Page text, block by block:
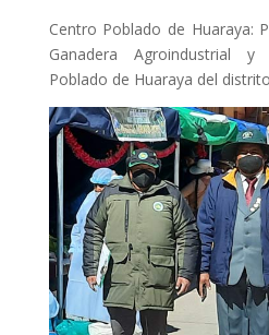
Centro Poblado de Huaraya:
Ganadera Agroindustrial
Poblado de Huaraya del